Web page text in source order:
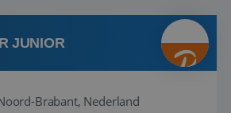
om die droomreis te
JUNIOR
Brabant, Nederland